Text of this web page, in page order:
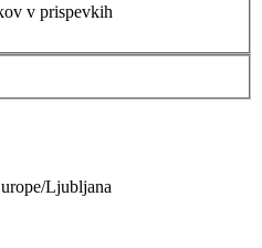
v prispevkih
Ljubljana